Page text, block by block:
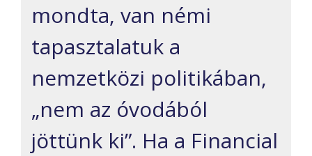
mondta, van némi
tapasztalatuk a
nemzetközi politikában,
„nem az óvodából
jöttünk ki”. Ha a Financial